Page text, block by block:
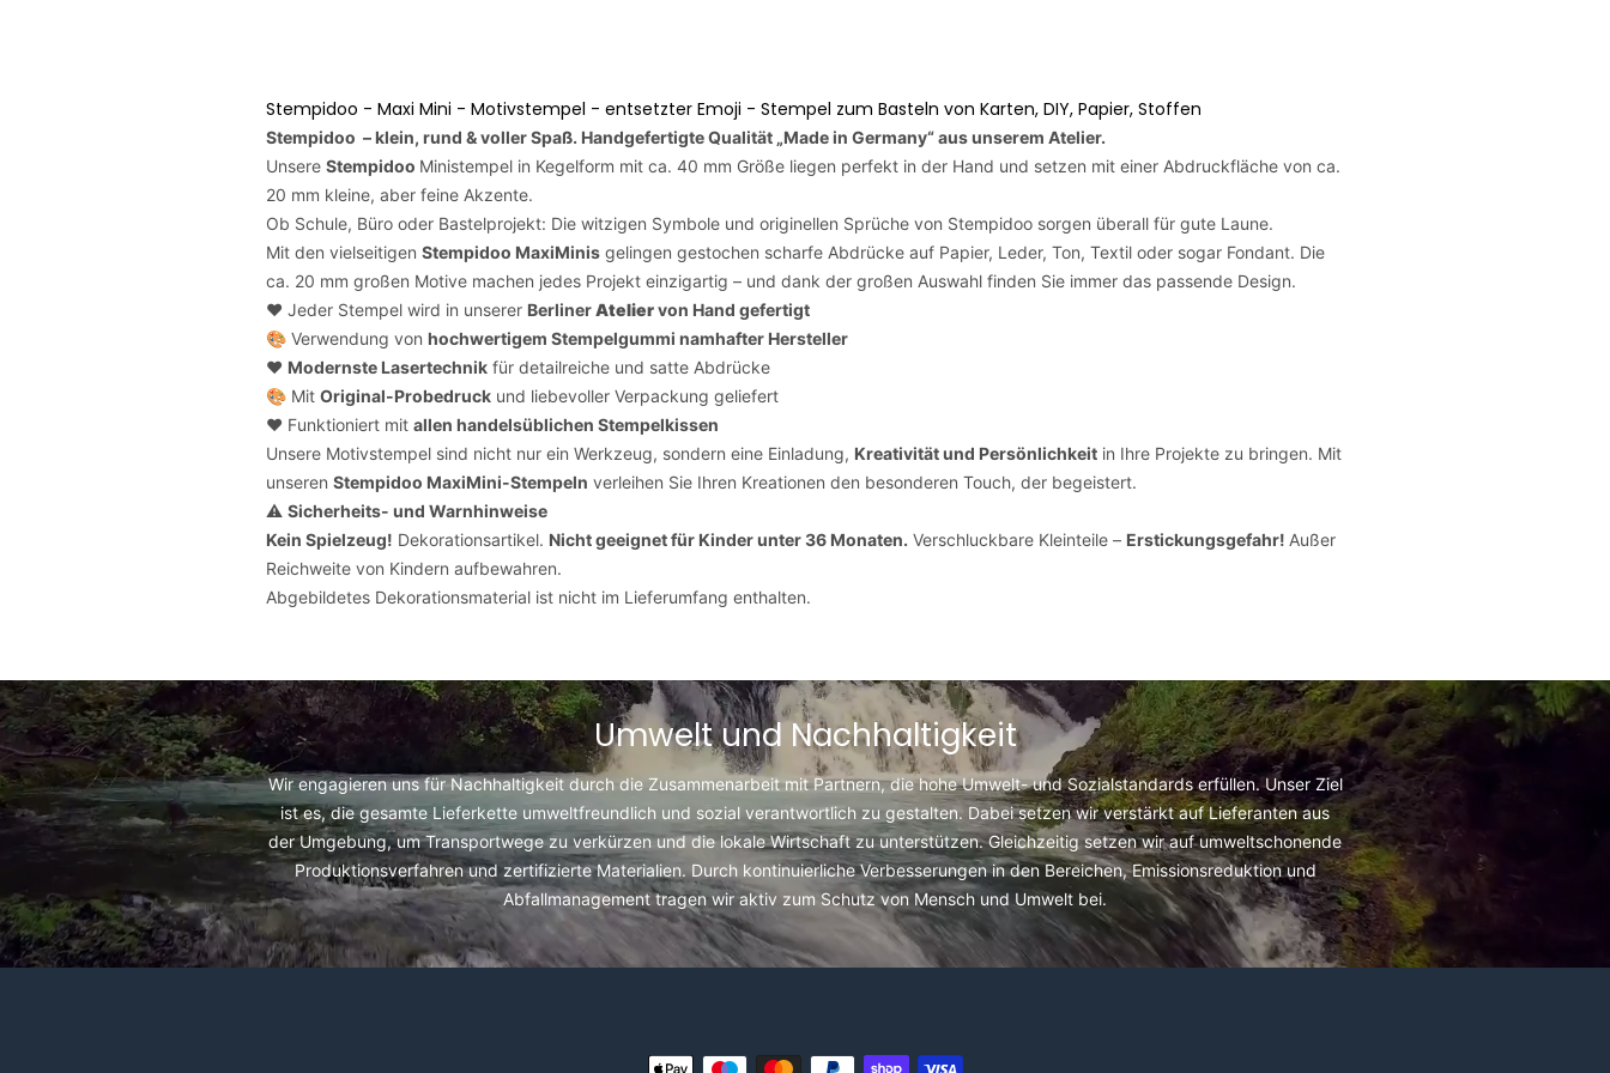
Stempidoo - Maxi Mini - Motivstempel - entsetzter Emoji - Stempel zum Basteln von Karten, DIY, Papier, Stoffen
Stempidoo – klein, rund & voller Spaß. Handgefertigte Qualität „Made in Germany“ aus unserem Atelier.
Unsere Stempidoo Ministempel in Kegelform mit ca. 40 mm Größe liegen perfekt in der Hand und setzen mit einer Abdruckfläche von ca.
20 mm kleine, aber feine Akzente.
Ob Schule, Büro oder Bastelprojekt: Die witzigen Symbole und originellen Sprüche von Stempidoo sorgen überall für gute Laune.
Mit den vielseitigen Stempidoo MaxiMinis gelingen gestochen scharfe Abdrücke auf Papier, Leder, Ton, Textil oder sogar Fondant. Die
ca. 20 mm großen Motive machen jedes Projekt einzigartig – und dank der großen Auswahl finden Sie immer das passende Design.
❤️ Jeder Stempel wird in unserer BerlinerAteliervon Hand gefertigt
🎨 Verwendung von hochwertigem Stempelgummi namhafter Hersteller
❤️ Modernste Lasertechnik für detailreiche und satte Abdrücke
🎨 Mit Original-Probedruck und liebevoller Verpackung geliefert
❤️ Funktioniert mit allen handelsüblichen Stempelkissen
Unsere Motivstempel sind nicht nur ein Werkzeug, sondern eine Einladung, Kreativität und Persönlichkeit in Ihre Projekte zu bringen. Mit
unseren Stempidoo MaxiMini-Stempeln verleihen Sie Ihren Kreationen den besonderen Touch, der begeistert.
⚠️ Sicherheits- und Warnhinweise
Kein Spielzeug! Dekorationsartikel. Nicht geeignet für Kinder unter 36 Monaten. Verschluckbare Kleinteile – Erstickungsgefahr! Außer
Reichweite von Kindern aufbewahren.
Abgebildetes Dekorationsmaterial ist nicht im Lieferumfang enthalten.
Umwelt und Nachhaltigkeit
Wir engagieren uns für Nachhaltigkeit durch die Zusammenarbeit mit Partnern, die hohe Umwelt- und Sozialstandards erfüllen. Unser Ziel
ist es, die gesamte Lieferkette umweltfreundlich und sozial verantwortlich zu gestalten. Dabei setzen wir verstärkt auf Lieferanten aus
der Umgebung, um Transportwege zu verkürzen und die lokale Wirtschaft zu unterstützen. Gleichzeitig setzen wir auf umweltschonende
Produktionsverfahren und zertifizierte Materialien. Durch kontinuierliche Verbesserungen in den Bereichen, Emissionsreduktion und
Abfallmanagement tragen wir aktiv zum Schutz von Mensch und Umwelt bei.
Zahlungsmethoden